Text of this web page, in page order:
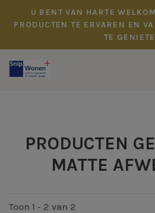
U BENT VAN HARTE
PRODUCTEN TE ERVAREN EN
TE
PRODUCTEN
MATTE
Toon 1 - 2 van 2